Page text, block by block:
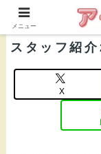
株
スタッフ紹
X
メニュー